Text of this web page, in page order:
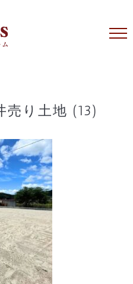
売り土地 (13)